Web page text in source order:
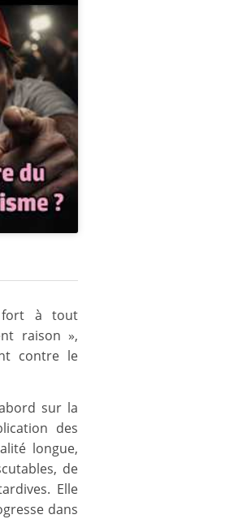
à tout
raison »,
contre le
sur la
des
longue,
de
Elle
dans